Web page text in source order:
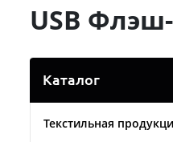
USB
Каталог
Текстильная